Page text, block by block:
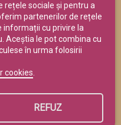
sociale și pentru a
partenerilor de rețele
informații cu privire la
Aceștia le pot combina cu
în urma folosirii
cookies
REFUZ